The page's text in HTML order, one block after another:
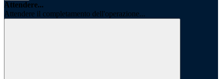
Attendere...
Attendere il completamento dell'operazione...